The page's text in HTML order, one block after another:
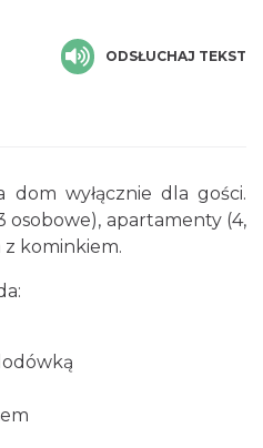
ODSŁUCHAJ TEKST
dom wyłącznie dla gości.
osobowe), apartamenty (4,
z kominkiem.